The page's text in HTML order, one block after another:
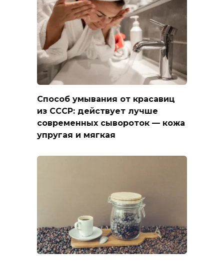
Способ умывания от красавиц
из СССР: действует лучше
современных сывороток — кожа
упругая и мягкая